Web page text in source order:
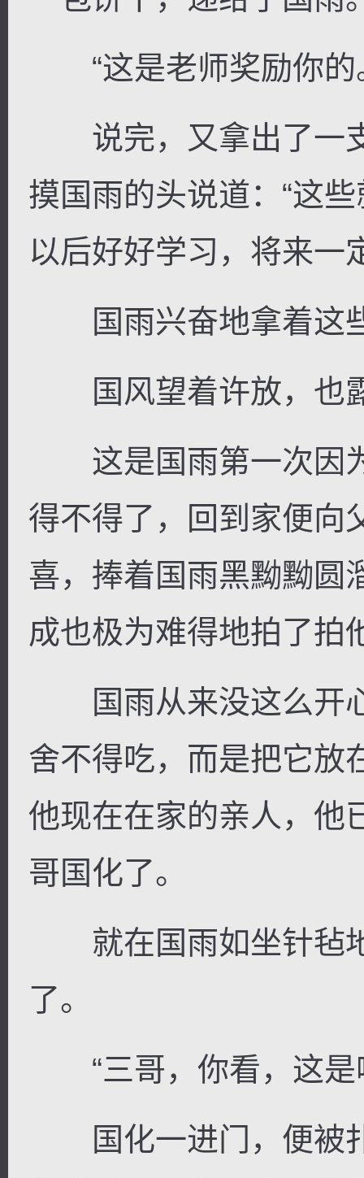
“这是老师奖励你的
说完，又拿出了一
摸国雨的头说道：“这
以后好好学习，将来一
国雨兴奋地拿着这
国风望着许放，也
这是国雨第一次因
得不得了，回到家便向
喜，捧着国雨黑黝黝圆
成也极为难得地拍了拍
国雨从来没这么开
舍不得吃，而是把它放
他现在在家的亲人，他
哥国化了。
就在国雨如坐针毡
了。
“三哥，你看，这是
国化一进门，便被